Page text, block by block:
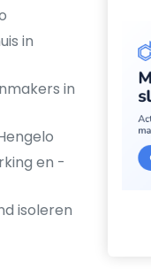
in
in
en -
isoleren